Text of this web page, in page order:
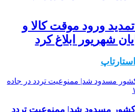
ورود موقت کالا و
شهریور ابلاغ کرد
کشور مسدود شد| ممنوعیت تردد